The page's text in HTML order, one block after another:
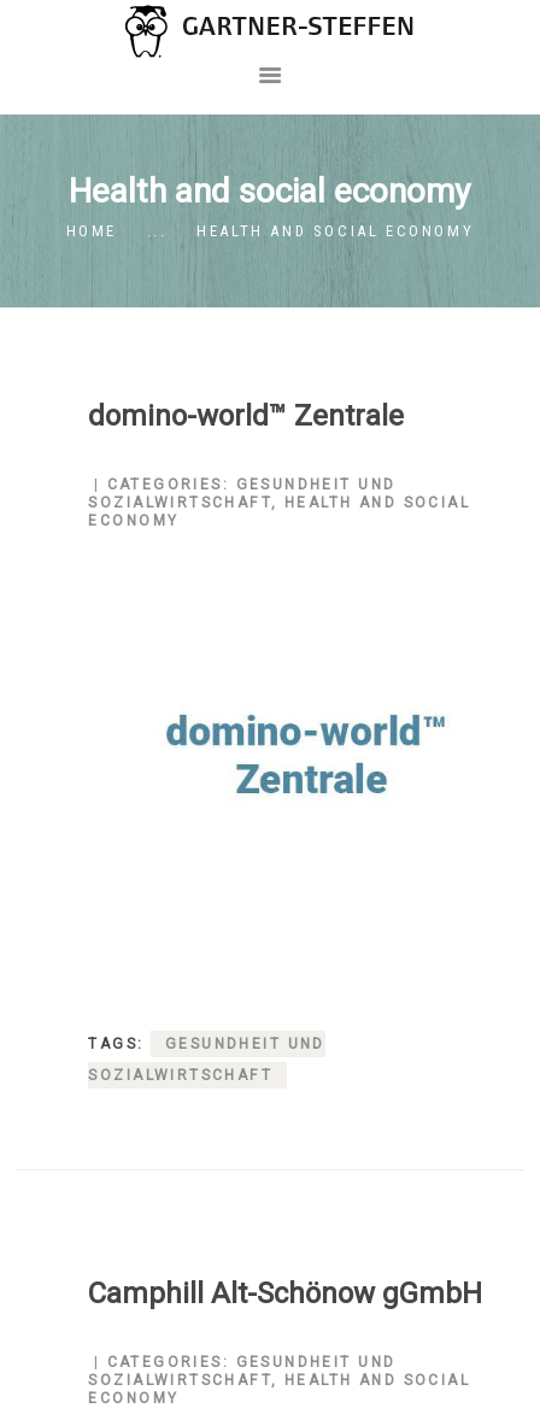
Health and social economy
HOME HEALTH AND SOCIAL ECONOMY
SEMINAR
AKTUELLE TERMINE
MEDIATION
domino-world™ Zentrale
CATEGORIES:
GESUNDHEIT UND
SOZIALWIRTSCHAFT,
HEALTH AND SOCIAL
ECONOMY
TAGS:
GESUNDHEIT UND
SOZIALWIRTSCHAFT
Camphill Alt-Schönow gGmbH
CATEGORIES:
GESUNDHEIT UND
SOZIALWIRTSCHAFT,
HEALTH AND SOCIAL
ECONOMY